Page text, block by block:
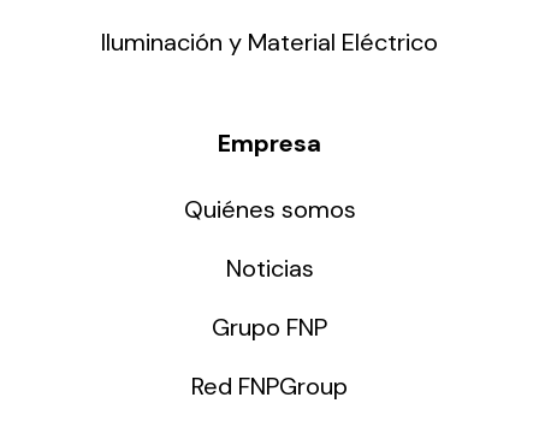
Iluminación y Material Eléctrico
Empresa
Quiénes somos
Noticias
Grupo FNP
Red FNPGroup